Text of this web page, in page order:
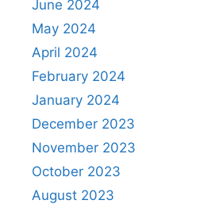
June 2024
May 2024
April 2024
February 2024
January 2024
December 2023
November 2023
October 2023
August 2023